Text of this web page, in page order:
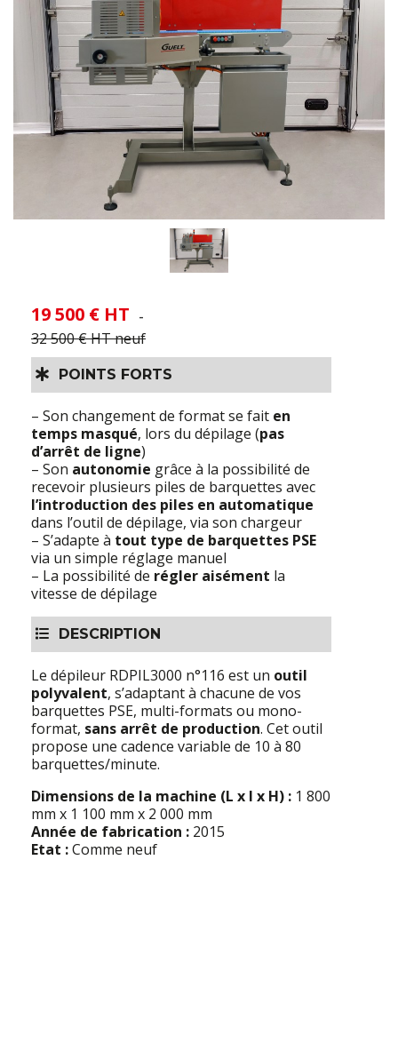
19 500 € HT -
32 500 € HT neuf
POINTS FORTS
– Son changement de format se fait en
temps masqué, lors du dépilage (pas
d’arrêt de ligne)
– Son autonomie grâce à la possibilité de
recevoir plusieurs piles de barquettes avec
l’introduction des piles en automatique
dans l’outil de dépilage, via son chargeur
– S’adapte à tout type de barquettes PSE
via un simple réglage manuel
– La possibilité de régler aisément la
vitesse de dépilage
DESCRIPTION
Le dépileur RDPIL3000 n°116 est un outil
polyvalent, s’adaptant à chacune de vos
barquettes PSE, multi-formats ou mono-
format, sans arrêt de production. Cet outil
propose une cadence variable de 10 à 80
barquettes/minute.
Dimensions de la machine (L x l x H) : 1 800
mm x 1 100 mm x 2 000 mm
Année de fabrication : 2015
Etat :Comme neuf